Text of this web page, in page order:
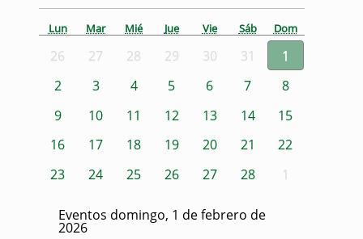
Lun Mar Mié Jue Vie Sáb Dom
26 27 28 29 30 31
1
2
3 4 5 6 7
8
9
10 11 12 13 14
15
16
17 18 19 20 21
22
23
24 25 26 27 28 1
Eventos domingo, 1 de febrero de
2026